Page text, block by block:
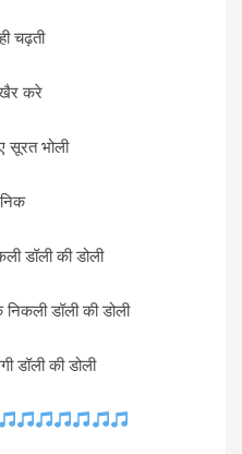
चढ़ती
करे
सूरत भोली
डॉली की डोली
डॉली की डोली
की डोली